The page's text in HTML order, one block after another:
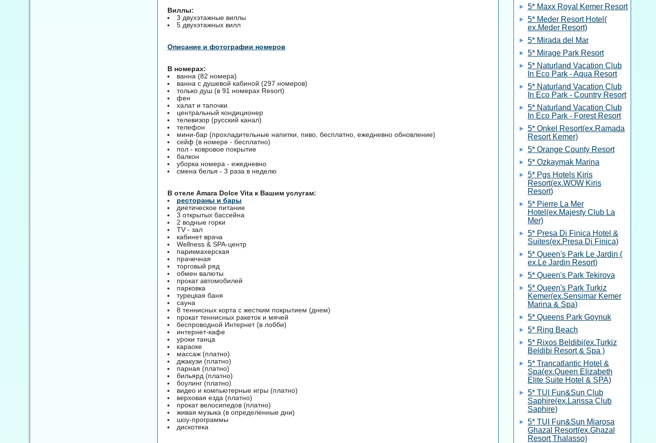
Виллы:
3 двухэтажные виллы
5 двухэтажных вилл
Описание и фотографии номеров
В номерах:
ванна (82 номера)
ванна с душевой кабиной (297 номеров)
только душ (в 91 номерах Resort)
фен
халат и тапочки
центральный кондиционер
телевизор (русский канал)
телефон
мини-бар (прохладительные напитки, пиво, бесплатно, ежедневно обновление)
сейф (в номере - бесплатно)
пол - ковровое покрытие
балкон
уборка номера - ежедневно
смена белья - 3 раза в неделю
B отеле Amara Dolce Vita к Вашим услугам:
рестораны и бары
диетическое питание
3 открытых бассейна
2 водные горки
TV - зал
кабинет врача
Wellness & SPA-центр
парикмахерская
прачечная
торговый ряд
обмен валюты
прокат автомобилей
парковка
турецкая баня
сауна
8 теннисных корта с жестким покрытием (днем)
прокат теннисных ракеток и мячей
беспроводной Интернет (в лобби)
интернет-кафе
уроки танца
караоке
массаж (платно)
джакузи (платно)
парная (платно)
бильярд (платно)
боулинг (платно)
видео и компьютерные игры (платно)
верховая езда (платно)
прокат велосипедов (платно)
живая музыка (в определенные дни)
шоу-программы
дискотека
5* Maxx Royal Kemer Resort
5* Meder Resort Hotel(
ex.Meder Resort)
5* Mirada del Mar
5* Mirage Park Resort
5* Naturland Vacation Club
In Eco Park - Aqua Resort
5* Naturland Vacation Club
In Eco Park - Country Resort
5* Naturland Vacation Club
In Eco Park - Forest Resort
5* Onkel Resort(ex.Ramada
Resort Kemer)
5* Orange County Resort
5* Ozkaymak Marina
5* Pgs Hotels Kiris
Resort(ex.WOW Kiris
Resort)
5* Pierre La Mer
Hotel(ex.Majesty Club La
Mer)
5* Presa Di Finica Hotel &
Suites(ex.Presa Di Finica)
5* Queen's Park Le Jardin (
ex.Le Jardin Resort)
5* Queen's Park Tekirova
5* Queen's Park Turkiz
Kemer(ex.Sensimar Kemer
Marina & Spa)
5* Queens Park Goynuk
5* Ring Beach
5* Rixos Beldibi(ex.Turkiz
Beldibi Resort & Spa )
5* Trancatlantic Hotel &
Spa(ex.Queen Elizabeth
Elite Suite Hotel & SPA)
5* TUI Fun&Sun Club
Saphire(ex.Larissa Club
Saphire)
5* TUI Fun&Sun Miarosa
Ghazal Resort(ex.Ghazal
Resort Thalasso)